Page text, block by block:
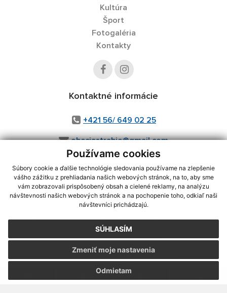
Používame cookies
Súbory cookie a ďalšie technológie sledovania používame na zlepšenie
vášho zážitku z prehliadania našich webových stránok, na to, aby sme
vám zobrazovali prispôsobený obsah a cielené reklamy, na analýzu
návštevnosti našich webových stránok a na pochopenie toho, odkiaľ naši
návštevníci prichádzajú.
SÚHLASÍM
Odmietam
Zmeniť moje nastavenia
Kultúra
Šport
Fotogaléria
Kontakty
Kontaktné informácie
+421 56/ 649 02 25
obecjastrabie@gmail.com
využite možnosť získavania aktuálnych informácií s využitím RSS
CMS systém (redakčný) systém ECHELON 2,Mapa stránok,web portál
webex.digital, s.r.o.,domény,registrácia domény
Posledná aktualizácia:10.08.2026
Vytlačiť stránku|Vyhlásenie o prístupnosti